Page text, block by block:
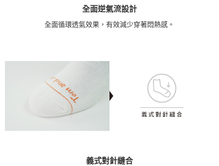
全面逆氣流設計
全面循環透氣效果，有效減少穿著悶熱感。
義式對針縫合